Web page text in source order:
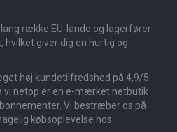
række EU-lande og lagerfører
giver dig en hurtig og
høj kundetilfredshed på 4,9/5
vi netop er en e-mærket netbutik
Vi bestræber os på
købsoplevelse hos